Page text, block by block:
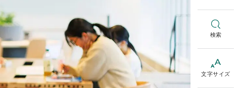
検索
文字サイズ